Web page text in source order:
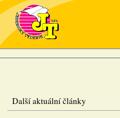
Další aktuální články